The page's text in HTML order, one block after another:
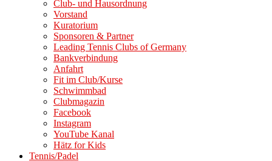
Club- und Hausordnung
Vorstand
Kuratorium
Sponsoren & Partner
Leading Tennis Clubs of Germany
Bankverbindung
Anfahrt
Fit im Club/Kurse
Schwimmbad
Clubmagazin
Facebook
Instagram
YouTube Kanal
Hätz for Kids
Tennis/Padel